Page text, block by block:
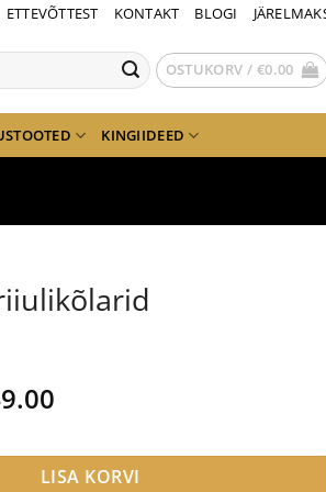
ETTEVÕTTEST KONTAKT BLOGI
OSTUKORV / €0.00
KINGIIDEED
Current
is:
€749.00.
LISA KORVI